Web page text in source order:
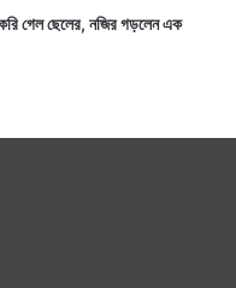
গেল ছেলের, নজির গড়লেন এক